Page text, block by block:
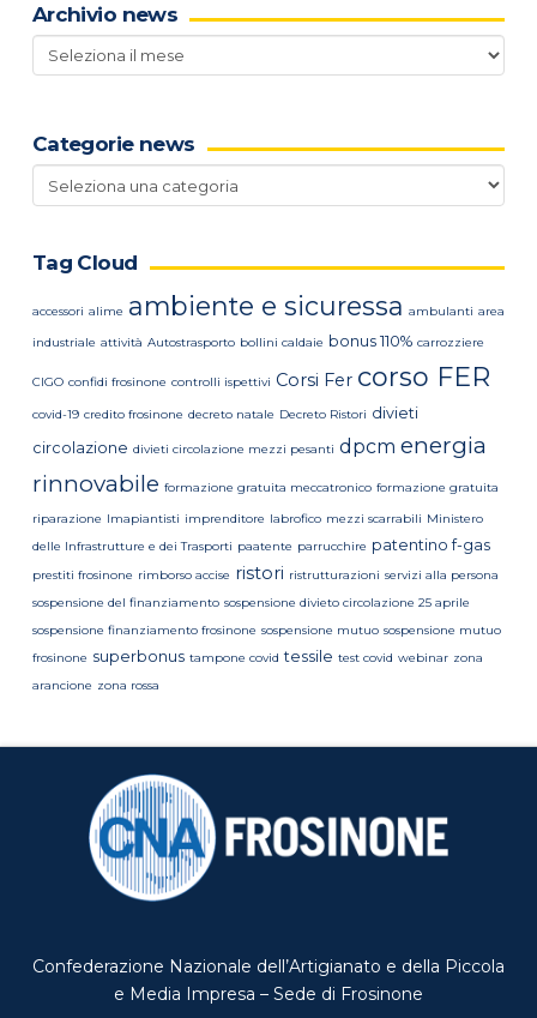
Archivio news
Archivio
news
Categorie news
Categorie
news
Tag Cloud
accessori alime ambiente e sicuressa ambulanti area
industriale attività Autostrasporto bollini caldaie bonus 110% carrozziere
CIGO confidi frosinone controlli ispettivi Corsi Fer corso FER
covid-19 credito frosinone decreto natale Decreto Ristori divieti
circolazione divieti circolazione mezzi pesanti dpcm energia
rinnovabile formazione gratuita meccatronico formazione gratuita
riparazione Imapiantisti imprenditore labrofico mezzi scarrabili Ministero
delle Infrastrutture e dei Trasporti paatente parrucchire patentino f-gas
prestiti frosinone rimborso accise ristori ristrutturazioni servizi alla persona
sospensione del finanziamento sospensione divieto circolazione 25 aprile
sospensione finanziamento frosinone sospensione mutuo sospensione mutuo
frosinone superbonus tampone covid tessile test covid webinar zona
arancione zona rossa
Confederazione Nazionale dell’Artigianato e della Piccola
e Media Impresa – Sede di Frosinone